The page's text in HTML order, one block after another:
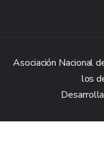
Asociación Nacional
los